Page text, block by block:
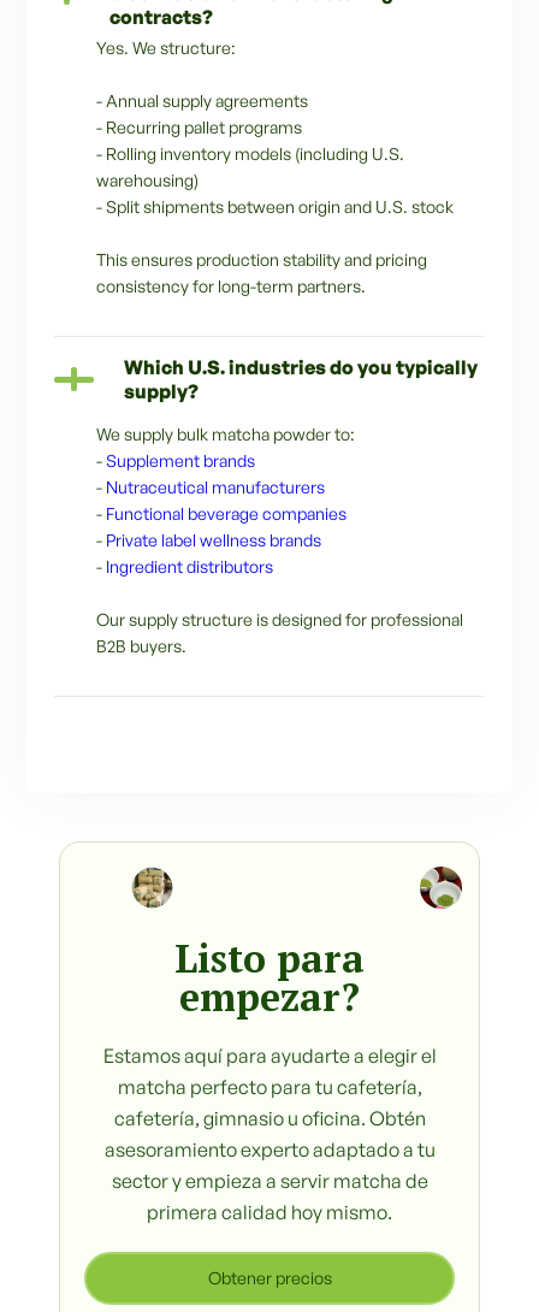
contracts?
Yes. We structure:
- Annual supply agreements
- Recurring pallet programs
- Rolling inventory models (including U.S.
warehousing)
- Split shipments between origin and U.S. stock
This ensures production stability and pricing
consistency for long-term partners.
Which U.S. industries do you typically
supply?
We supply bulk matcha powder to:
-Supplement brands
- Nutraceutical manufacturers
- Functional beverage companies
- Private label wellness brands
- Ingredient distributors
Our supply structure is designed for professional
B2B buyers.
Listo para
empezar?
Estamos aquí para ayudarte a elegir el
matcha perfecto para tu cafetería,
cafetería, gimnasio u oficina. Obtén
asesoramiento experto adaptado a tu
sector y empieza a servir matcha de
primera calidad hoy mismo.
Obtener precios